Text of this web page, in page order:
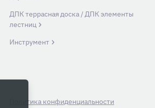
ДПК террасная доска / ДПК элементы
лестниц
Инструмент
Политика конфиденциальности